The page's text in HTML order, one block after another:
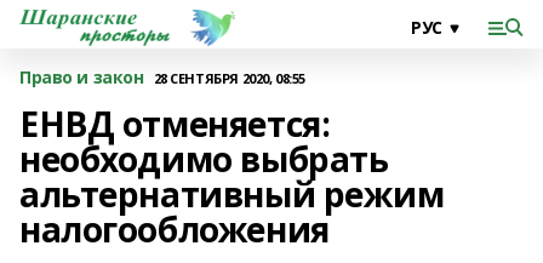
Право и закон 28 СЕНТЯБРЯ 2020, 08:55
ЕНВД отменяется:
необходимо выбрать
альтернативный режим
налогообложения